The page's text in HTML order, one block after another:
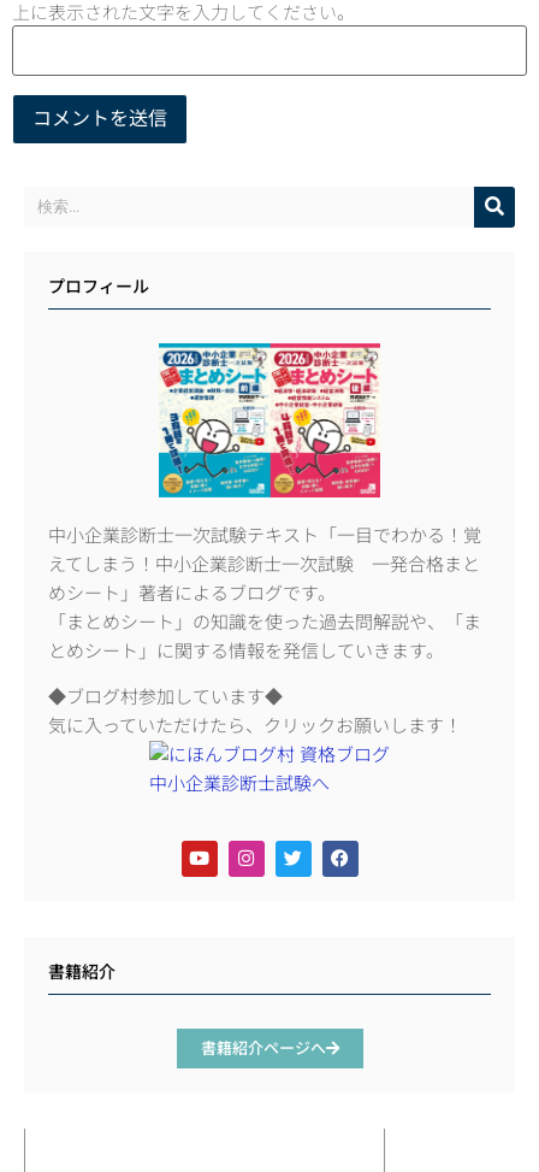
上に表示された文字を入力してください。
プロフィール
中小企業診断士一次試験テキスト「一目でわかる！覚
えてしまう！中小企業診断士一次試験 一発合格まと
めシート」著者によるブログです。
「まとめシート」の知識を使った過去問解説や、「ま
とめシート」に関する情報を発信していきます。
◆ブログ村参加しています◆
気に入っていただけたら、クリックお願いします！
書籍紹介
書籍紹介ページへ